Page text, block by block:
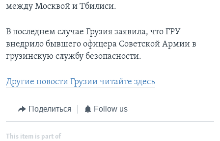
между Москвой и Тбилиси.
В последнем случае Грузия заявила, что ГРУ
внедрило бывшего офицера Советской Армии в
грузинскую службу безопасности.
Другие новости Грузии читайте здесь
Поделиться Follow us
This item is part of